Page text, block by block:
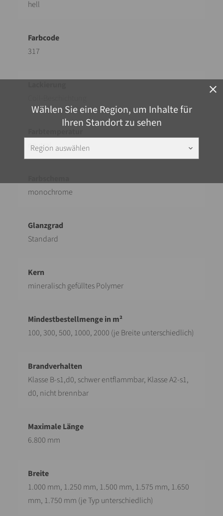
close
Wählen Sie eine Region, um Inhalte für
Ihren Standort zu sehen
Region auswählen keyboard_arrow_down
hell
317
neutral
monochrome
Standard
mineralisch gefülltes Polymer
100, 300, 500, 1000, 2000 (je Breite unterschiedlich)
Klasse B-s1,d0, schwer entflammbar, Klasse A2-s1,
d0, nicht brennbar
6.800 mm
1.000 mm, 1.250 mm, 1.500 mm, 1.575 mm, 1.650
mm, 1.750 mm (je Typ unterschiedlich)